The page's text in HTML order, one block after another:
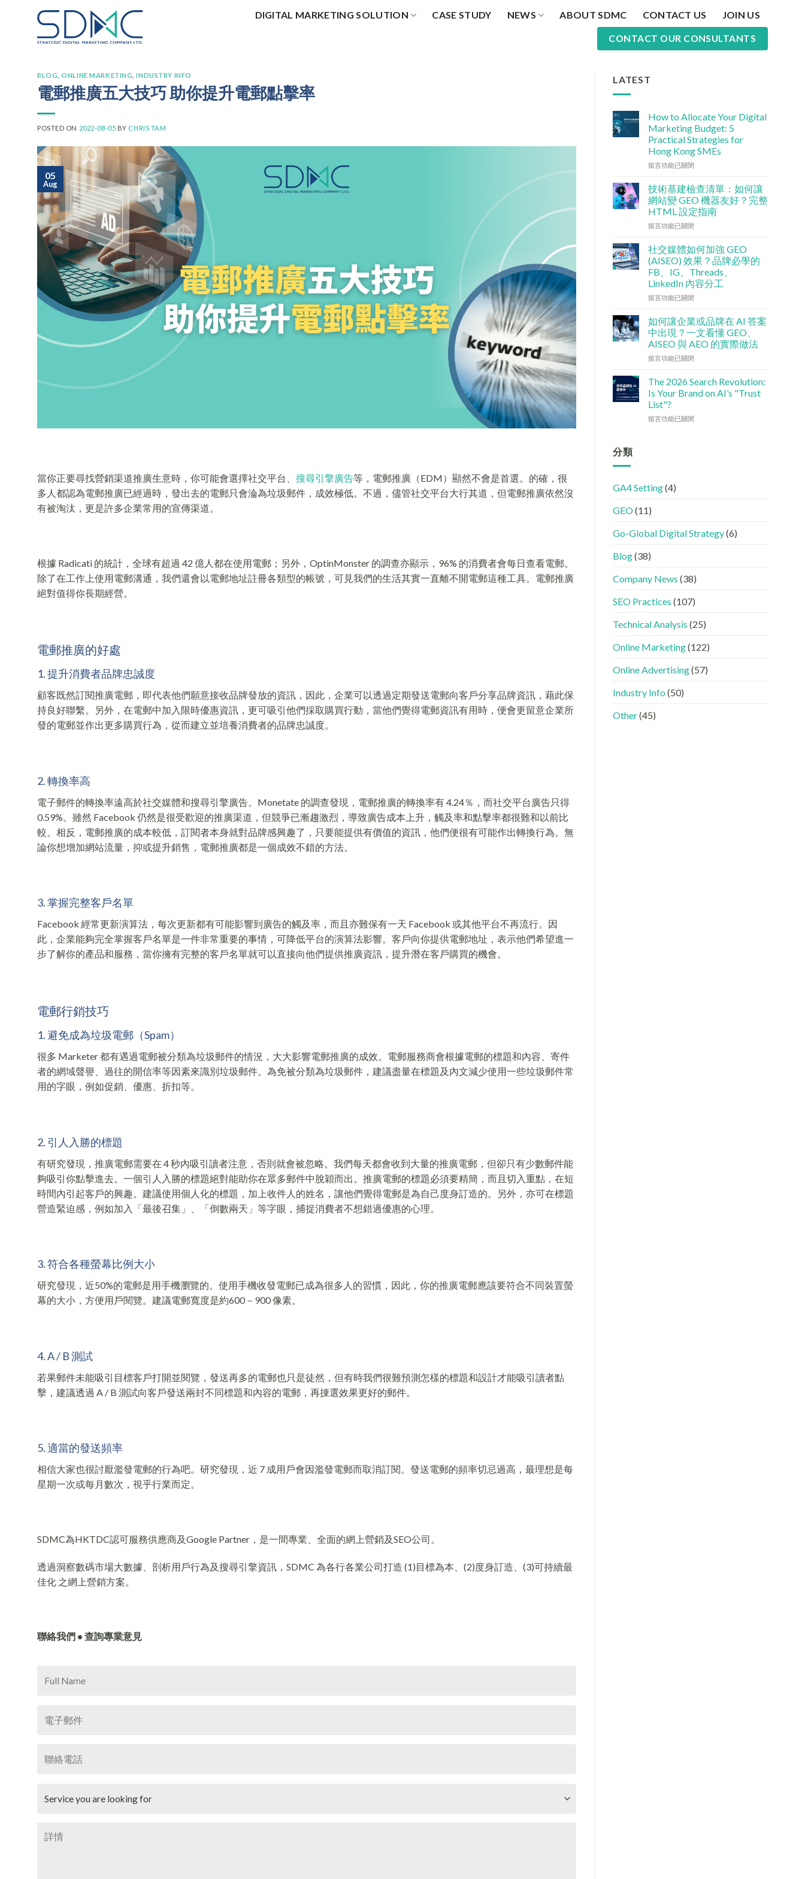
DIGITAL MARKETING SOLUTION CASE STUDY NEWS ABOUT SDMC CONTACT US JOIN US
CONTACT OUR CONSULTANTS
BLOG ,ONLINE MARKETING ,INDUSTRY INFO
電郵推廣五大技巧 助你提升電郵點擊率
POSTED ON 2022-08-05 BY CHRIS TAM
05
Aug
當你正要尋找營銷渠道推廣生意時，你可能會選擇社交平台、 搜尋引擎廣告等，電郵推廣（EDM）顯然不會是首選。的確，很
多人都認為電郵推廣已經過時，發出去的電郵只會淪為垃圾郵件，成效極低。不過，儘管社交平台大行其道，但電郵推廣依然沒
有被淘汰，更是許多企業常用的宣傳渠道。
根據 Radicati 的統計，全球有超過 42 億人都在使用電郵；另外，OptinMonster 的調查亦顯示，96% 的消費者會每日查看電郵。
除了在工作上使用電郵溝通，我們還會以電郵地址註冊各類型的帳號，可見我們的生活其實一直離不開電郵這種工具。電郵推廣
絕對值得你長期經營。
電郵推廣的好處
1. 提升消費者品牌忠誠度
顧客既然訂閱推廣電郵，即代表他們願意接收品牌發放的資訊，因此，企業可以透過定期發送電郵向客戶分享品牌資訊，藉此保
持良好聯繫。另外，在電郵中加入限時優惠資訊，更可吸引他們採取購買行動，當他們覺得電郵資訊有用時，便會更留意企業所
發的電郵並作出更多購買行為，從而建立並培養消費者的品牌忠誠度。
2. 轉換率高
電子郵件的轉換率遠高於社交媒體和搜尋引擎廣告。Monetate 的調查發現，電郵推廣的轉換率有 4.24％，而社交平台廣告只得
0.59%。雖然 Facebook 仍然是很受歡迎的推廣渠道，但競爭已漸趨激烈，導致廣告成本上升，觸及率和點擊率都很難和以前比
較。相反，電郵推廣的成本較低，訂閱者本身就對品牌感興趣了，只要能提供有價值的資訊，他們便很有可能作出轉換行為。無
論你想增加網站流量，抑或提升銷售，電郵推廣都是一個成效不錯的方法。
3. 掌握完整客戶名單
Facebook 經常更新演算法，每次更新都有可能影響到廣告的觸及率，而且亦難保有一天 Facebook 或其他平台不再流行。因
此，企業能夠完全掌握客戶名單是一件非常重要的事情，可降低平台的演算法影響。客戶向你提供電郵地址，表示他們希望進一
步了解你的產品和服務，當你擁有完整的客戶名單就可以直接向他們提供推廣資訊，提升潛在客戶購買的機會。
電郵行銷技巧
1. 避免成為垃圾電郵（Spam）
很多 Marketer 都有遇過電郵被分類為垃圾郵件的情況，大大影響電郵推廣的成效。電郵服務商會根據電郵的標題和內容、寄件
者的網域聲譽、過往的開信率等因素來識別垃圾郵件。為免被分類為垃圾郵件，建議盡量在標題及內文減少使用一些垃圾郵件常
用的字眼，例如促銷、優惠、折扣等。
2. 引人入勝的標題
有研究發現，推廣電郵需要在 4 秒內吸引讀者注意，否則就會被忽略。我們每天都會收到大量的推廣電郵，但卻只有少數郵件能
夠吸引你點擊進去。一個引人入勝的標題絕對能助你在眾多郵件中脫穎而出。推廣電郵的標題必須要精簡，而且切入重點，在短
時間內引起客戶的興趣。建議使用個人化的標題，加上收件人的姓名，讓他們覺得電郵是為自己度身訂造的。另外，亦可在標題
營造緊迫感，例如加入「最後召集」、「倒數兩天」等字眼，捕捉消費者不想錯過優惠的心理。
3. 符合各種螢幕比例大小
研究發現，近50%的電郵是用手機瀏覽的。使用手機收發電郵已成為很多人的習慣，因此，你的推廣電郵應該要符合不同裝置螢
幕的大小，方便用戶閱覽。建議電郵寬度是約600－900 像素。
4. A / B 測試
若果郵件未能吸引目標客戶打開並閱覽，發送再多的電郵也只是徒然，但有時我們很難預測怎樣的標題和設計才能吸引讀者點
擊， 建議透過 A / B 測試向客戶發送兩封不同標題和內容的電郵，再㨂選效果更好的郵件。
5. 適當的發送頻率
相信大家也很討厭濫發電郵的行為吧。研究發現，近 7 成用戶會因濫發電郵而取消訂閱。發送電郵的頻率切忌過高，最理想是每
星期一次或每月數次，視乎行業而定。
SDMC為HKTDC認可服務供應商及Google Partner，是一間專業、全面的網上營銷及SEO公司。
透過洞察數碼市場大數據、剖析用戶行為及搜尋引擎資訊，SDMC 為各行各業公司打造 (1)目標為本、(2)度身訂造、(3)可持續最
佳化 之網上營銷方案。
聯絡我們 • 查詢專業意見
LATEST
How to Allocate Your Digital
Marketing Budget: 5
Practical Strategies for
Hong Kong SMEs
在
碼
行
銷
預
算
分
配？
香
港
中
小
5
大
實
用
策
中
留言功能已關閉
技術基建檢查清單：如何讓
網站變 GEO 機器友好？完整
HTML 設定指南
在
術
基
建
檢
查
清
如
何
讓
網
站
GEO
機
器
友
好？
南〉
留言功能已關閉
社交媒體如何加強 GEO
(AISEO) 效果？品牌必學的
FB、IG、Threads、
LinkedIn 內容分工
在
交
媒
體
如
何
強
(AISEO)
效
果？
IG、
LinkedIn
容
工〉
中
留言功能已關閉
如何讓企業或品牌在 AI 答案
中出現？一文看懂 GEO、
AISEO 與 AEO 的實際做法
在
何
讓
企
業
或
中
現？
GEO、
與
的
際
中
留言功能已關閉
The 2026 Search Revolution:
Is Your Brand on AI’s "Trust
List"?
在
已
進
代
品
如
進
的
任
單」？〉
留言功能已關閉
分類
GA4 Setting(4)
GEO(11)
Go-Global Digital Strategy(6)
Blog(38)
Company News (38)
SEO Practices (107)
Technical Analysis (25)
Online Marketing(122)
Online Advertising(57)
Industry Info (50)
Other(45)